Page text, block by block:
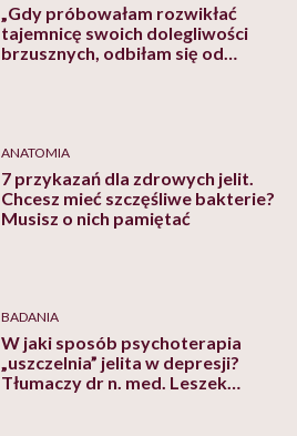
„Gdy próbowałam rozwikłać
tajemnicę swoich dolegliwości
brzusznych, odbiłam się od
ANATOMIA
7 przykazań dla zdrowych jelit.
Chcesz mieć szczęśliwe bakterie?
Musisz o nich pamiętać
BADANIA
W jaki sposób psychoterapia
„uszczelnia” jelita w depresji?
Tłumaczy dr n. med. Leszek